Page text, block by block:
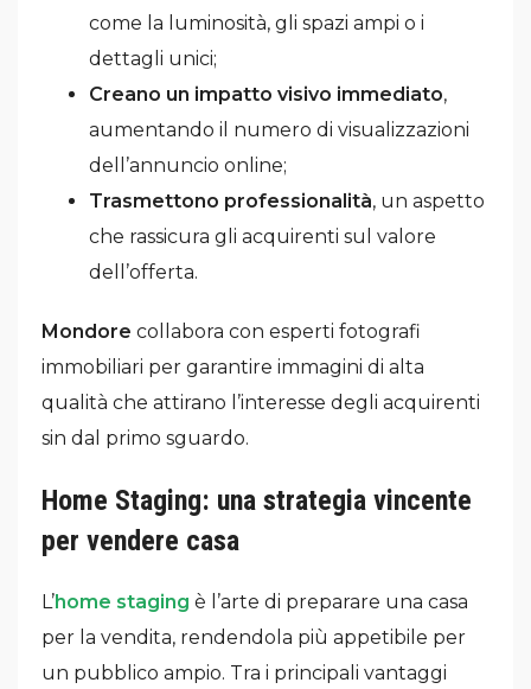
come la luminosità, gli spazi ampi o i
dettagli unici;
Creano un impatto visivo immediato,
aumentando il numero di visualizzazioni
dell’annuncio online;
Trasmettono professionalità, un aspetto
che rassicura gli acquirenti sul valore
dell’offerta.
Mondore collabora con esperti fotografi
immobiliari per garantire immagini di alta
qualità che attirano l’interesse degli acquirenti
sin dal primo sguardo.
Home Staging: una strategia vincente
per vendere casa
L’home staging è l’arte di preparare una casa
per la vendita, rendendola più appetibile per
un pubblico ampio. Tra i principali vantaggi